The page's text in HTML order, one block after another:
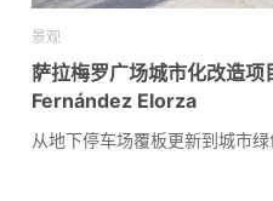
景观
萨拉梅罗广场城市化改造
Fernández Elorza
从地下停车场覆板更新到城市